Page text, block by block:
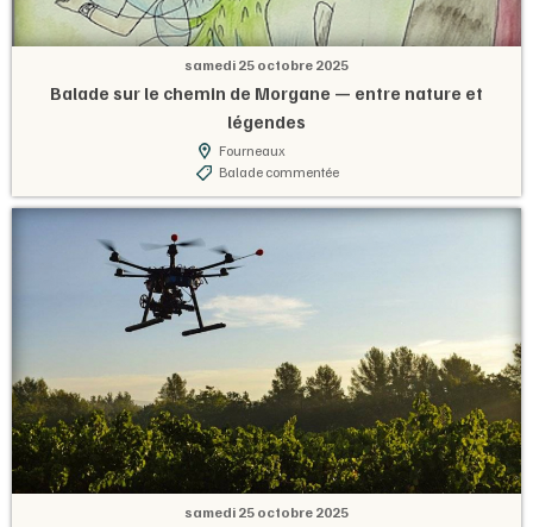
samedi 25 octobre 2025
Balade sur le chemin de Morgane — entre nature et
légendes
Fourneaux
Balade commentée
samedi 25 octobre 2025